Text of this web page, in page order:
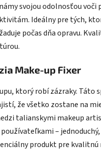
svojou odolnosťou voči
Ideálny pre tých,
počas dňa opravu.
Make-up Fixer
ktorý robí zázraky. Táto
že všetko zostane na
talianskymi makeup
– jednoduchý,
produkt pre